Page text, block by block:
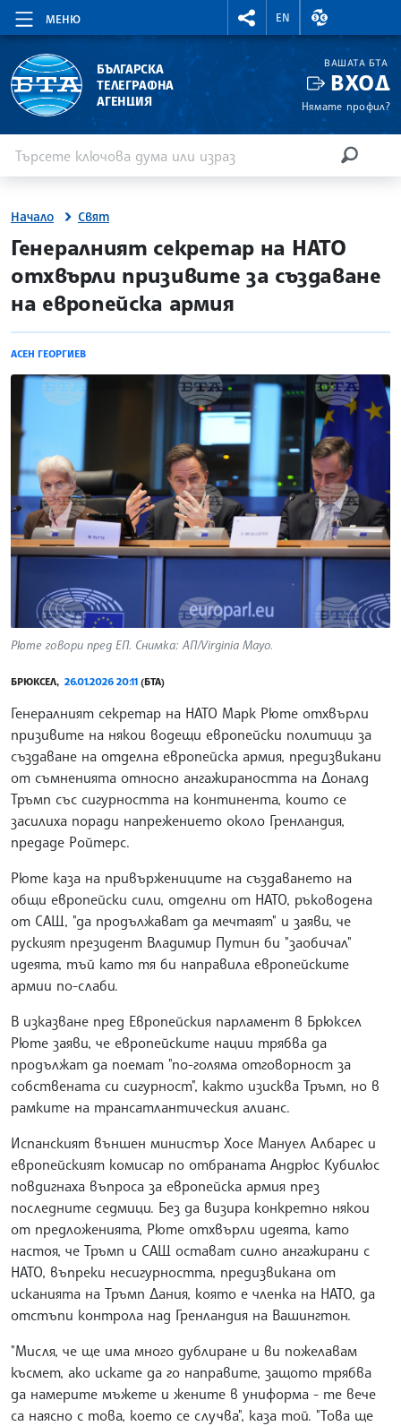
МЕНЮ
RIGHTMENU.SOCIAL
EN
ВАЛУТНИ
БЪЛГАРСКА
ТЕЛЕГРАФНА
АГЕНЦИЯ
ВАШАТА БТА
ВХОД
Нямате профил?
Начало Свят
site.bta
Генералният секретар на НАТО
отхвърли призивите за създаване
на европейска армия
АСЕН ГЕОРГИЕВ
Рюте говори пред ЕП. Снимка: АП/Virginia Mayo.
БРЮКСЕЛ, 26.01.2026 20:11 (БТА)
Генералният секретар на НАТО Марк Рюте отхвърли
призивите на някои водещи европейски политици за
създаване на отделна европейска армия, предизвикани
от съмненията относно ангажираността на Доналд
Тръмп със сигурността на континента, които се
засилиха поради напрежението около Гренландия,
предаде Ройтерс.
Рюте каза на привържениците на създаването на
общи европейски сили, отделни от НАТО, ръководена
от САЩ, "да продължават да мечтаят" и заяви, че
руският президент Владимир Путин би "заобичал"
идеята, тъй като тя би направила европейските
армии по-слаби.
В изказване пред Европейския парламент в Брюксел
Рюте заяви, че европейските нации трябва да
продължат да поемат "по-голяма отговорност за
собствената си сигурност", както изисква Тръмп, но в
рамките на трансатлантическия алианс.
Испанският външен министър Хосе Мануел Албарес и
европейският комисар по отбраната Андрюс Кубилюс
повдигнаха въпроса за европейска армия през
последните седмици. Без да визира конкретно някои
от предложенията, Рюте отхвърли идеята, като
настоя, че Тръмп и САЩ остават силно ангажирани с
НАТО, въпреки несигурността, предизвикана от
исканията на Тръмп Дания, която е членка на НАТО, да
отстъпи контрола над Гренландия на Вашингтон.
"Мисля, че ще има много дублиране и ви пожелавам
късмет, ако искате да го направите, защото трябва
да намерите мъжете и жените в униформа - те вече
са наясно с това, което се случва", каза той. "Това ще